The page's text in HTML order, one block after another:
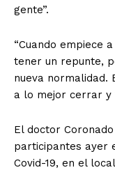
gente”.
“Cuando empiece
tener un repunte,
nueva normalidad.
a lo mejor cerrar y
El doctor
participantes ayer
Covid-19, en el